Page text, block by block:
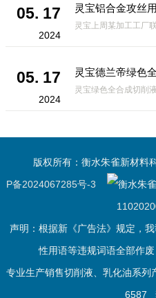
05. 17
2024
05. 17
2024
版权所有：衡水朱雀新材料
P备2024067285号-3
声明：根据新《广告法》规定，
性用语等违规词语全部作
专业生产销售切削液、乳化油系
6587